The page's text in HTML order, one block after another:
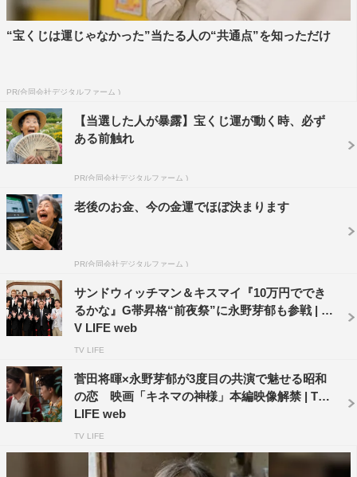
この記事の写真
Kis-My-Ft2
二階堂高嗣 北山宏光 千賀健永
宮田俊哉
菅田将暉 藤ヶ谷太輔
“宝くじは運じゃなかった”当たる人の“共通点”を知っただけ
PR(合同会社デジタルファーム )
【当選した人が暴露】宝くじ運が動く時、必ず
ある前触れ
PR(合同会社デジタルファーム )
老後のお金、今の金運でほぼ決まります
PR(合同会社デジタルファーム )
サンドウィッチマン＆キスマイ『10万円ででき
るかな』G帯昇格“前夜祭”に永野芽郁も参戦 | T
V LIFE web
TV LIFE
菅田将暉×永野芽郁が3度目の共演で魅せる昭和
の恋 映画「キネマの神様」本編映像解禁 | TV
LIFE web
TV LIFE